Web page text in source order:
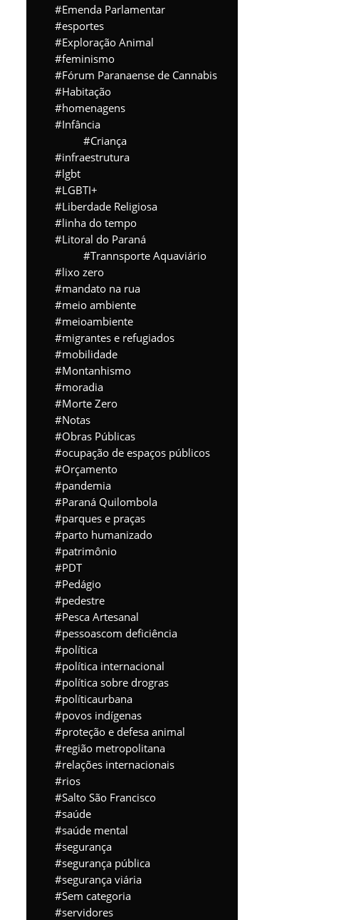
Emenda Parlamentar
esportes
Exploração Animal
feminismo
Fórum Paranaense de Cannabis
Habitação
homenagens
Infância
Criança
infraestrutura
lgbt
LGBTI+
Liberdade Religiosa
linha do tempo
Litoral do Paraná
Trannsporte Aquaviário
lixo zero
mandato na rua
meio ambiente
meioambiente
migrantes e refugiados
mobilidade
Montanhismo
moradia
Morte Zero
Notas
Obras Públicas
ocupação de espaços públicos
Orçamento
pandemia
Paraná Quilombola
parques e praças
parto humanizado
patrimônio
PDT
Pedágio
pedestre
Pesca Artesanal
pessoascom deficiência
política
política internacional
política sobre drogras
políticaurbana
povos indígenas
proteção e defesa animal
região metropolitana
relações internacionais
rios
Salto São Francisco
saúde
saúde mental
segurança
segurança pública
segurança viária
Sem categoria
servidores